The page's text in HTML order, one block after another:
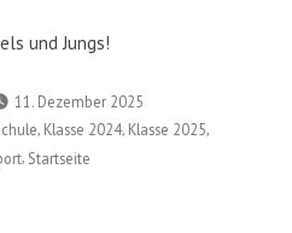
und Jungs!
11. Dezember 2025
Klasse 2024, Klasse 2025
, Startseite